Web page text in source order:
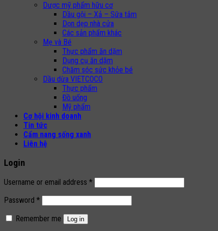
Dược mỹ phẩm hữu cơ
Dầu gội – Xả – Sữa tắm
Dọn dẹp nhà cửa
Các sản phẩm khác
Mẹ và Bé
Thực phẩm ăn dặm
Dụng cụ ăn dặm
Chăm sóc sức khỏe bé
Dầu dừa VIETCOCO
Thực phẩm
Đồ uống
Mỹ phẩm
Cơ hội kinh doanh
Tin tức
Cẩm nang sống xanh
Liên hệ
Login
Username or email address *
Password *
Remember me
Log in